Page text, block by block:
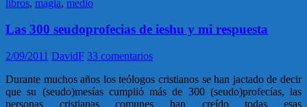
libros, magia, medio
Las 300 seudoprofecias de ieshu y mi respuesta
2/09/2011 DavidF 33 comentarios
Durante muchos años los teólogos cristianos se han jactado de decir
que su (seudo)mesías cumplió más de 300 (seudo)profecías, las
personas cristianas comunes han creído todas esas